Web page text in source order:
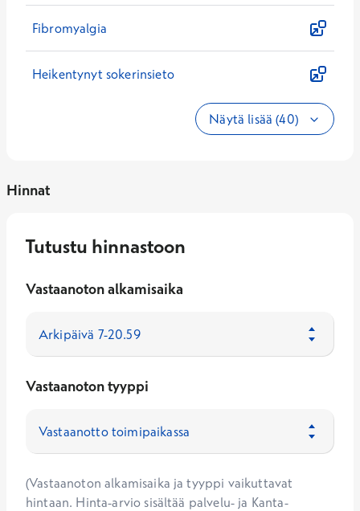
Fibromyalgia
Heikentynyt sokerinsieto
Näytä lisää (40)
Hinnat
Tutustu hinnastoon
Vastaanoton alkamisaika
Vastaanoton tyyppi
(Vastaanoton alkamisaika ja tyyppi vaikuttavat
hintaan. Hinta-arvio sisältää palvelu- ja Kanta-